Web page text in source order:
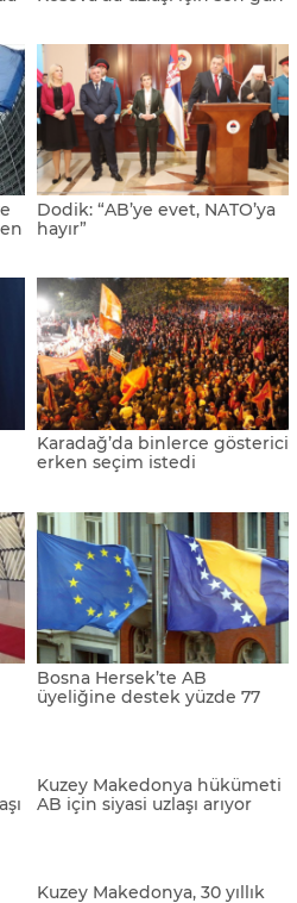
gerilemesinden endişe
duyuyor
AB Komisyonunun
genişlemeden sorumlu üyesi
Varhelyi: "Bosna Hersek'in AB
yolu açık"
Varhelyi: “Bosna, bir ay
içerisinde adaylık statüsü
kazanabilir”
Kosova’da uzlaşı için son gün